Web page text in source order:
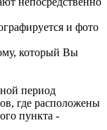
и фото
который Вы
период
где расположены
пункта -